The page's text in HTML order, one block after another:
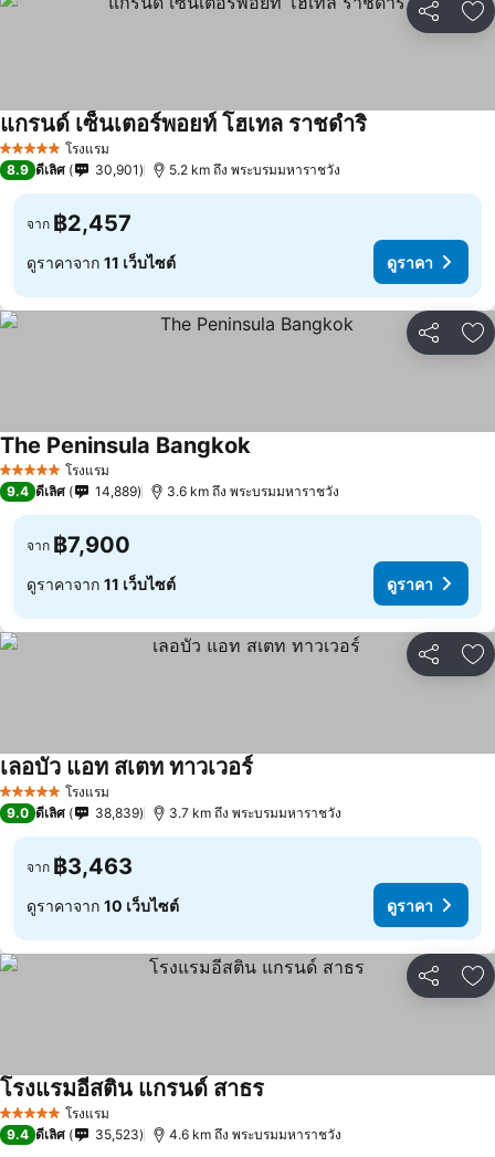
แชร์ เ
5 ดาว โรงแรม
แกรนด์ เซ็นเตอร์พอยท์ โฮเทล ราชดำริ
8.9 ดีเลิศ 30,901 5.2 km ถึง พระบรมมหาราชวัง
จาก ฿2,457
ดูราคาจาก 11 เว็บไซต์ ดูราคา
แชร์ เ
5 ดาว โรงแรม
The Peninsula Bangkok
9.4 ดีเลิศ 14,889 3.6 km ถึง พระบรมมหาราชวัง
จาก ฿7,900
ดูราคาจาก 11 เว็บไซต์ ดูราคา
แชร์ เ
5 ดาว โรงแรม
เลอบัว แอท สเตท ทาวเวอร์
9.0 ดีเลิศ 38,839 3.7 km ถึง พระบรมมหาราชวัง
จาก ฿3,463
ดูราคาจาก 10 เว็บไซต์ ดูราคา
แชร์ เ
5 ดาว โรงแรม
โรงแรมอีสติน แกรนด์ สาธร
9.4 ดีเลิศ 35,523 4.6 km ถึง พระบรมมหาราชวัง